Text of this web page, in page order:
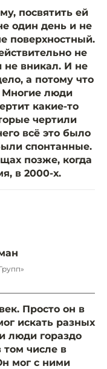
посвятить ей
один день и не
поверхностный.
не
не вникал. И не
а потому что
Многие люди
какие-то
чертили
всё это было
спонтанные.
позже, когда
в 2000-х.
Просто он в
искать разных
люди гораздо
числе в
мог с ними